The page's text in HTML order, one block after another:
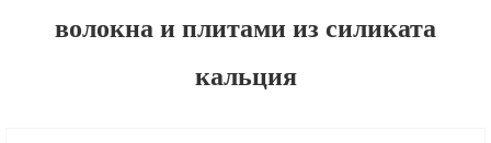
волокна и плитами из силиката
кальция